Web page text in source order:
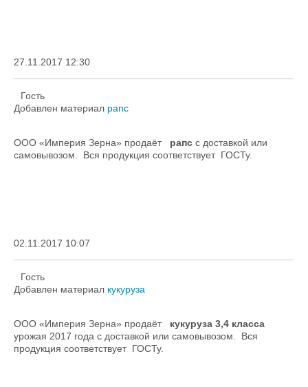
27.11.2017 12:30
Гость
Добавлен материал рапс
ООО «Империя Зерна» продаёт рапс с доставкой или
самовывозом. Вся продукция соответствует ГОСТу.
02.11.2017 10:07
Гость
Добавлен материал кукуруза
ООО «Империя Зерна» продаёт кукуруза 3,4 класса
урожая 2017 года с доставкой или самовывозом. Вся
продукция соответствует ГОСТу.